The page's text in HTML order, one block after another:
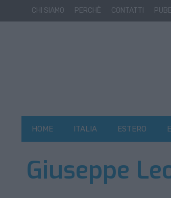
CHI SIAMO PERCHÈ CONTATTI
HOME ITALIA ESTERO
Giuseppe